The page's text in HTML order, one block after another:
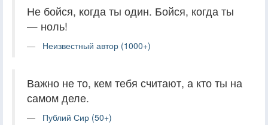
Не бойся, когда ты один. Бойся, когда ты
— ноль!
Неизвестный автор (1000+)
Важно не то, кем тебя считают, а кто ты на
самом деле.
Публий Сир (50+)